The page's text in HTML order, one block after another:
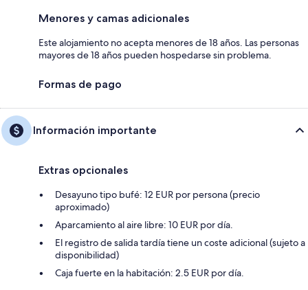
Menores y camas adicionales
Este alojamiento no acepta menores de 18 años. Las personas
mayores de 18 años pueden hospedarse sin problema.
Formas de pago
Información importante
Extras opcionales
Desayuno tipo bufé: 12 EUR por persona (precio
aproximado)
Aparcamiento al aire libre: 10 EUR por día.
El registro de salida tardía tiene un coste adicional (sujeto a
disponibilidad)
Caja fuerte en la habitación: 2.5 EUR por día.